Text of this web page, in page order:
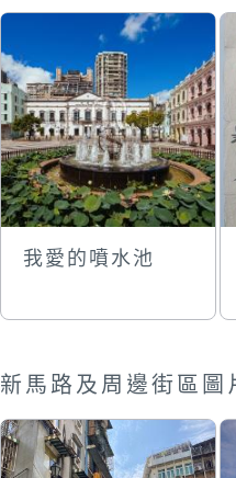
我愛的噴水池
新馬路及周邊街區圖